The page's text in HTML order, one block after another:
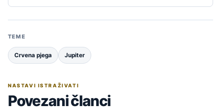
TEME
Crvena pjega Jupiter
NASTAVI ISTRAŽIVATI
Povezani članci